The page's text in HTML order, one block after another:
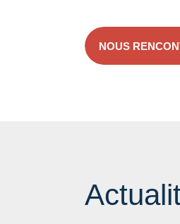
NOUS